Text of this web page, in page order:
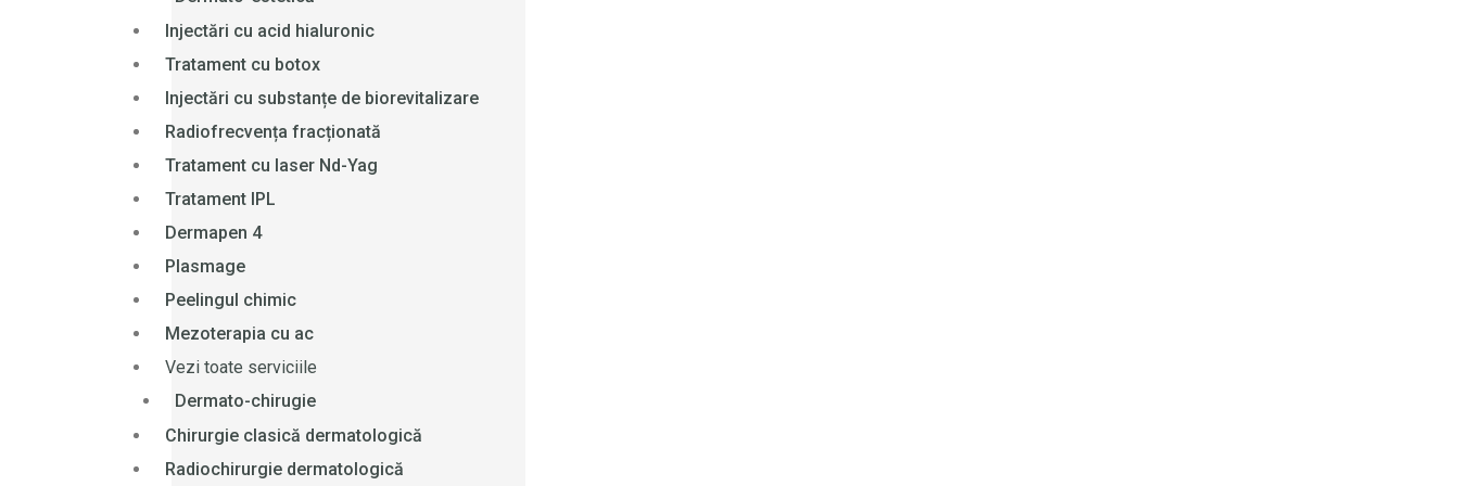
Injectări cu acid hialuronic
Tratament cu botox
Injectări cu substanțe de biorevitalizare
Radiofrecvența fracționată
Tratament cu laser Nd-Yag
Tratament IPL
Dermapen 4
Plasmage
Peelingul chimic
Mezoterapia cu ac
Vezi toate serviciile
Dermato-chirugie
Chirurgie clasică dermatologică
Radiochirurgie dermatologică
Lasă experții să se ocupe de frumusețea ta
Alege varianta rapidă și solicită o programare online, completând câmpurile de mai jos, iar